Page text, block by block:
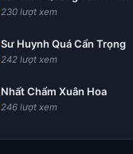
230 lượt xem
Sư Huynh Quá Cẩn Trọng
242 lượt xem
Nhất Chẩm Xuân Hoa
246 lượt xem